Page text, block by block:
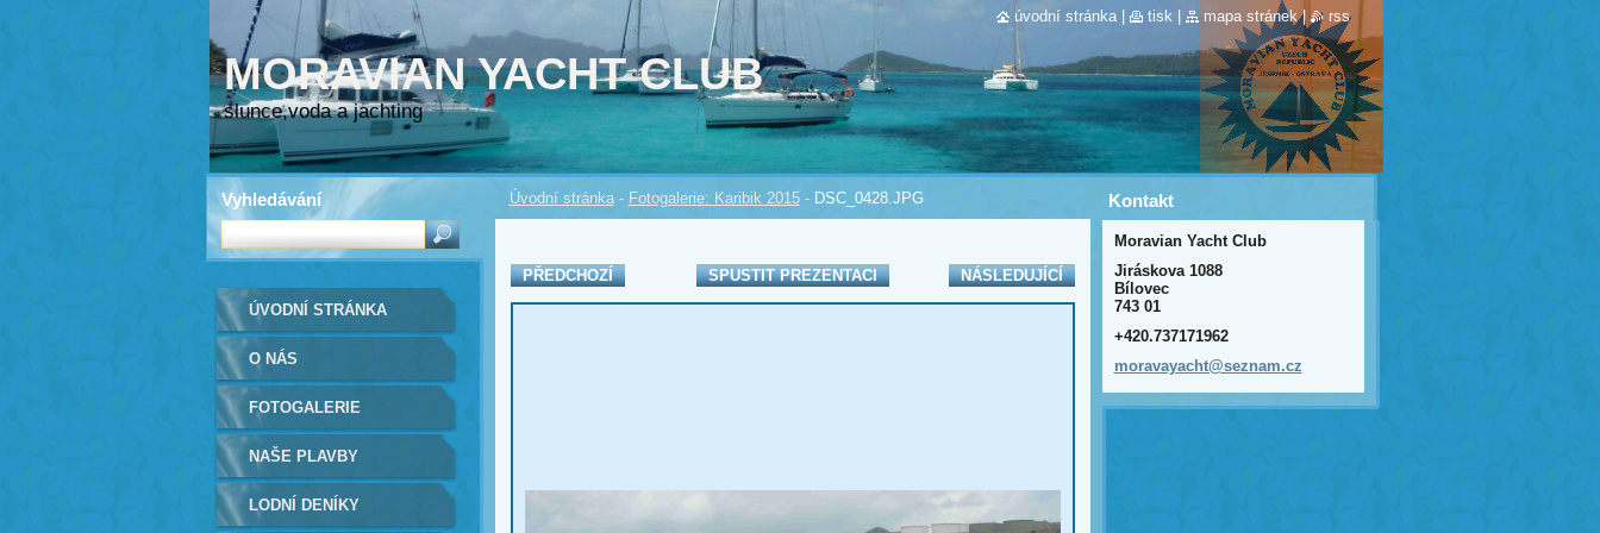
MORAVIAN YACHT CLUB
slunce,voda a jachting
Úvodní stránka - Fotogalerie: Karibik 2015 - DSC_0428.JPG
PŘEDCHOZÍ SPUSTIT PREZENTACI
NÁSLEDUJÍCÍ
ÚVODNÍ STRÁNKA
O NÁS
FOTOGALERIE
NAŠE PLAVBY
LODNÍ DENÍKY
Kontakt
Moravian Yacht Club
Jiráskova 1088
Bílovec
743 01
+420.737171962
moravayacht@seznam.cz
Vyhledávání
úvodní stránka tisk mapa stránek | rss